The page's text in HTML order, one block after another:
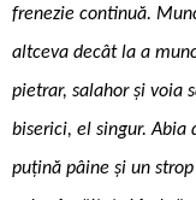
frenezie continuă.
altceva decât la a
pietrar, salahor și voia
biserici, el singur. Abia
puțină pâine și un